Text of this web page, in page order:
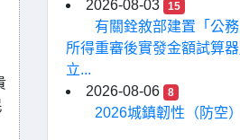
2026-08-03
15
有關銓敘部建置「公
所得重審後實發金額試算
立...
2026-08-06
8
2026城鎮韌性（防空